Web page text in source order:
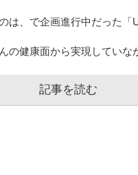
は、で企画進行中だった「
の健康面から実現していな
記事を読む